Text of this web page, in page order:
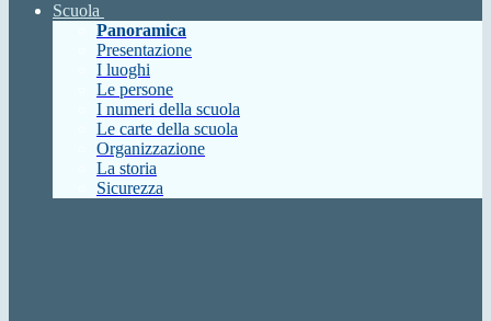
Scuola
Panoramica
Presentazione
I luoghi
Le persone
I numeri della scuola
Le carte della scuola
Organizzazione
La storia
Sicurezza